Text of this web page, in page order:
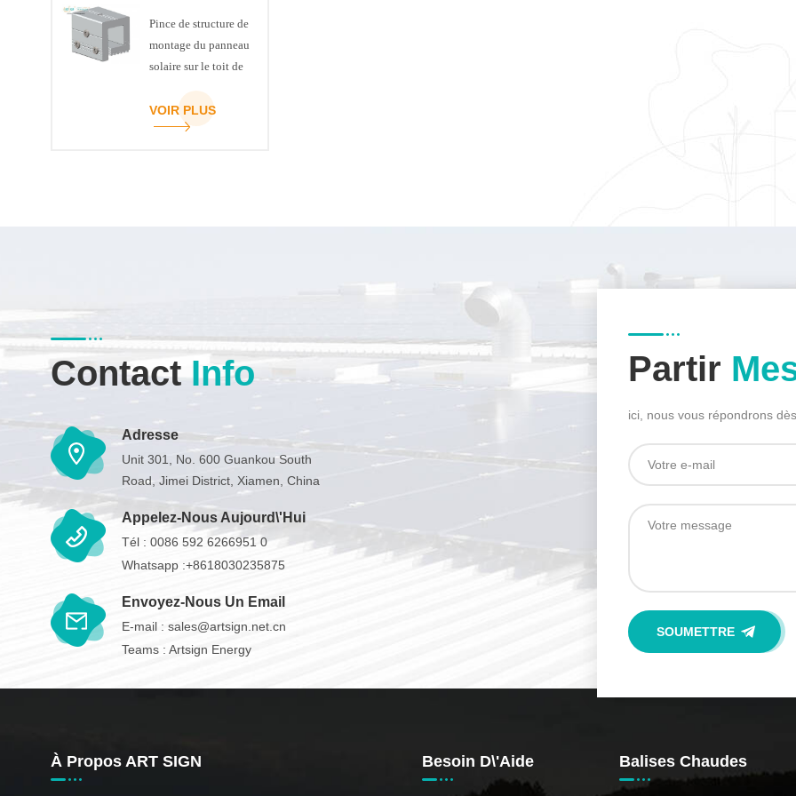
Pince de structure de
montage du panneau
solaire sur le toit de
VOIR PLUS
ContactInfo
Adresse
Unit 301, No. 600 Guankou South
Road, Jimei District, Xiamen, China
Appelez-Nous Aujourd\'hui
Tél : 0086 592 6266951 0
Whatsapp :+8618030235875
Envoyez-Nous Un Email
E-mail : sales@artsign.net.cn
Teams : Artsign Energy
Partir
ici, nous vous répondrons
À Propos ART SIGN Besoin D\'aide Balises Chaudes